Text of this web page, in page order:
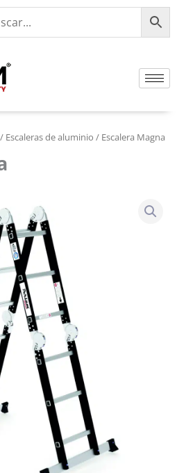
/ Escaleras de aluminio / Escalera Magna